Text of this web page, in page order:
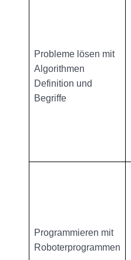
Probleme lösen mit
Algorithmen
Definition und
Begriffe
Programmieren mit
Roboterprogrammen